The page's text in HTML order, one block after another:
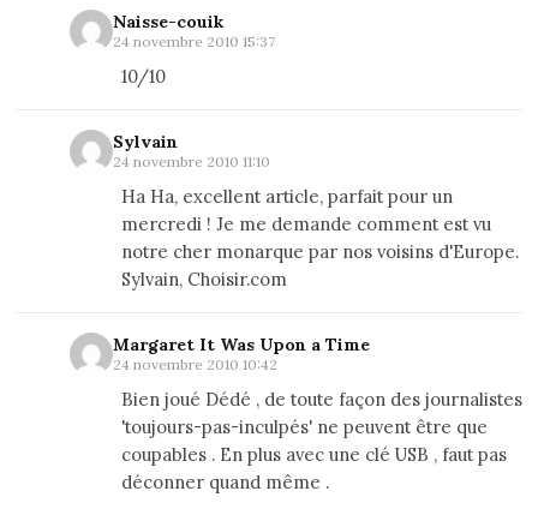
Naisse-couik
24 novembre 2010 15:37
10/10
Sylvain
24 novembre 2010 11:10
Ha Ha, excellent article, parfait pour un
mercredi ! Je me demande comment est vu
notre cher monarque par nos voisins d'Europe.
Sylvain, Choisir.com
Margaret It Was Upon a Time
24 novembre 2010 10:42
Bien joué Dédé , de toute façon des journalistes
'toujours-pas-inculpés' ne peuvent être que
coupables . En plus avec une clé USB , faut pas
déconner quand même .